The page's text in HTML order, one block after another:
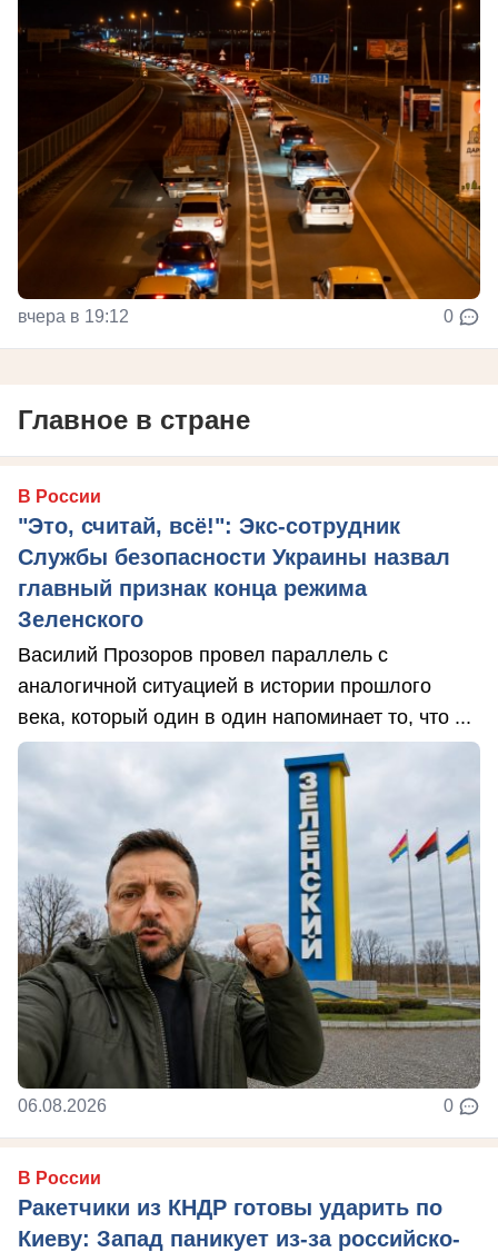
вчера в 19:12 0
Главное в стране
В России
"Это, считай, всё!": Экс-сотрудник
Службы безопасности Украины назвал
главный признак конца режима
Зеленского
Василий Прозоров провел параллель с
аналогичной ситуацией в истории прошлого
века, который один в один напоминает то, что ...
06.08.2026 0
В России
Ракетчики из КНДР готовы ударить по
Киеву: Запад паникует из-за российско-